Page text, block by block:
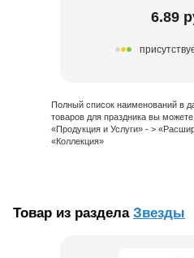
6.89
Полный список наименований в
товаров для праздника вы
«Продукция и Услуги» - >
«Коллекция»
Товар из раздела Звезды